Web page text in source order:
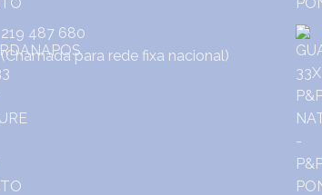
219 487 680
(Chamada para rede fixa nacional)